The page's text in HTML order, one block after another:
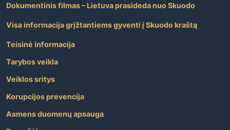
Dokumentinis filmas – Lietuva prasideda nuo Skuodo
Visa informacija grįžtantiems gyventi į Skuodo kraštą
Teisinė informacija
Tarybos veikla
Veiklos sritys
Korupcijos prevencija
Asmens duomenų apsauga